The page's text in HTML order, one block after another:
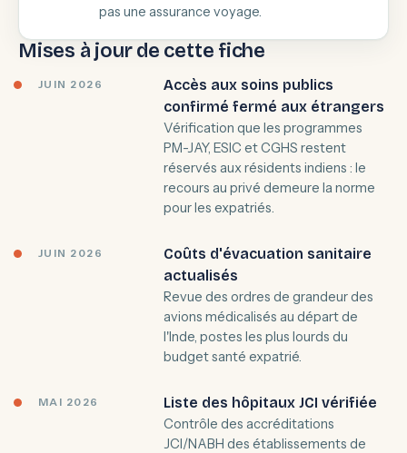
pas une assurance voyage.
Mises à jour de cette fiche
JUIN 2026
Accès aux soins publics
confirmé fermé aux étrangers
Vérification que les programmes
PM-JAY, ESIC et CGHS restent
réservés aux résidents indiens : le
recours au privé demeure la norme
pour les expatriés.
JUIN 2026
Coûts d'évacuation sanitaire
actualisés
Revue des ordres de grandeur des
avions médicalisés au départ de
l'Inde, postes les plus lourds du
budget santé expatrié.
MAI 2026 Liste des hôpitaux JCI vérifiée
Contrôle des accréditations
JCI/NABH des établissements de